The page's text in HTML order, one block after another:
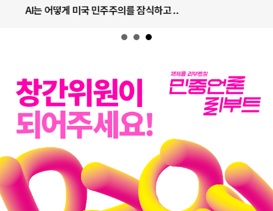
AI는 어떻게 미국 민주주의를 잠식하고 ..